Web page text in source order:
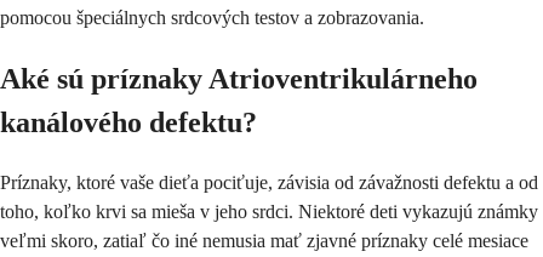
pomocou špeciálnych srdcových testov a zobrazovania.
Aké sú príznaky Atrioventrikulárneho
kanálového defektu?
Príznaky, ktoré vaše dieťa pociťuje, závisia od závažnosti defektu a od
toho, koľko krvi sa mieša v jeho srdci. Niektoré deti vykazujú známky
veľmi skoro, zatiaľ čo iné nemusia mať zjavné príznaky celé mesiace